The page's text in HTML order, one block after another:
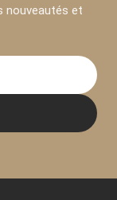
nouveautés et